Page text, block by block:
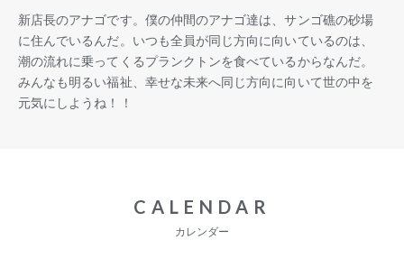
新店長のアナゴです。僕の仲間のアナゴ達は、サンゴ礁の砂場
に住んでいるんだ。いつも全員が同じ方向に向いているのは、
潮の流れに乗ってくるプランクトンを食べているからなんだ。
みんなも明るい福祉、幸せな未来へ同じ方向に向いて世の中を
元気にしようね！！
CALENDAR
カレンダー